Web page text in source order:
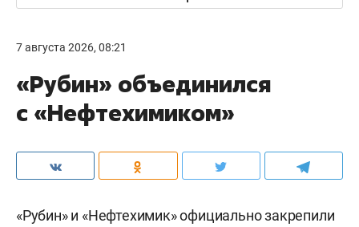
7 августа 2026, 08:21
«Рубин» объединился
с «Нефтехимиком»
«Рубин» и «Нефтехимик» официально закрепили